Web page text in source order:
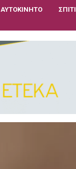
ΑΥΤΟΚΊΝΗΤΟ ΣΠΊΤΙ